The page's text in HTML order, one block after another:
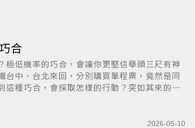
合
極低機率的巧合，會讓你更堅信舉頭三尺有神
台中、台北來回，分別購買單程票，竟然是同
這種巧合，會採取怎樣的行動？突如其來的
2026-05-10